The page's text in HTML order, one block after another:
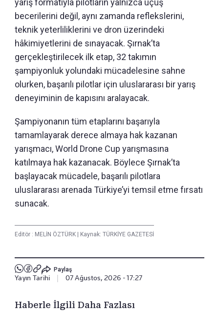
yarış formatıyla pilotların yalnızca uçuş
becerilerini değil, aynı zamanda reflekslerini,
teknik yeterliliklerini ve dron üzerindeki
hâkimiyetlerini de sınayacak. Şırnak’ta
gerçekleştirilecek ilk etap, 32 takımın
şampiyonluk yolundaki mücadelesine sahne
olurken, başarılı pilotlar için uluslararası bir yarış
deneyiminin de kapısını aralayacak.
Şampiyonanın tüm etaplarını başarıyla
tamamlayarak derece almaya hak kazanan
yarışmacı, World Drone Cup yarışmasına
katılmaya hak kazanacak. Böylece Şırnak’ta
başlayacak mücadele, başarılı pilotlara
uluslararası arenada Türkiye’yi temsil etme fırsatı
sunacak.
Editör : MELİN ÖZTÜRK Kaynak: TÜRKİYE GAZETESİ
Paylaş
Yayın Tarihi 07 Ağustos, 2026 - 17:27
Haberle İlgili Daha Fazlası